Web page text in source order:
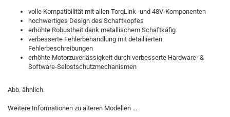
volle Kompatibilität mit allen TorqLink- und 48V-Komponenten
hochwertiges Design des Schaftkopfes
erhöhte Robustheit dank metallischem Schaftkäfig
verbesserte Fehlerbehandlung mit detaillierten
Fehlerbeschreibungen
erhöhte Motorzuverlässigkeit durch verbesserte Hardware- &
Software-Selbstschutzmechanismen
Abb. ähnlich.
Weitere Informationen zu älteren Modellen ...